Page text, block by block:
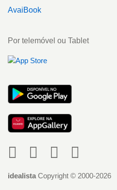
AvaiBook
Por telemóvel ou Tablet
idealista Copyright © 2000-2026